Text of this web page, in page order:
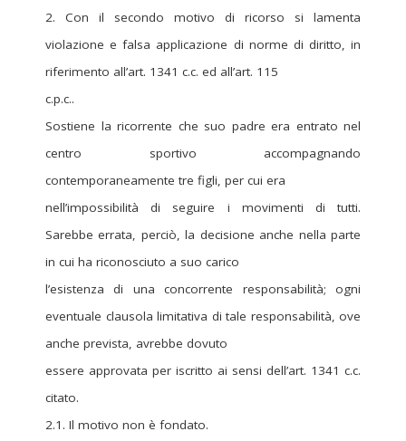
2. Con il secondo motivo di ricorso si lamenta
violazione e falsa applicazione di norme di diritto, in
riferimento all’art. 1341 c.c. ed all’art. 115
c.p.c..
Sostiene la ricorrente che suo padre era entrato nel
centro sportivo accompagnando
contemporaneamente tre figli, per cui era
nell’impossibilità di seguire i movimenti di tutti.
Sarebbe errata, perciò, la decisione anche nella parte
in cui ha riconosciuto a suo carico
l’esistenza di una concorrente responsabilità; ogni
eventuale clausola limitativa di tale responsabilità, ove
anche prevista, avrebbe dovuto
essere approvata per iscritto ai sensi dell’art. 1341 c.c.
citato.
2.1. Il motivo non è fondato.